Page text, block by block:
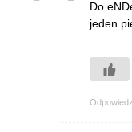
Do
jeden
Odpowiedz